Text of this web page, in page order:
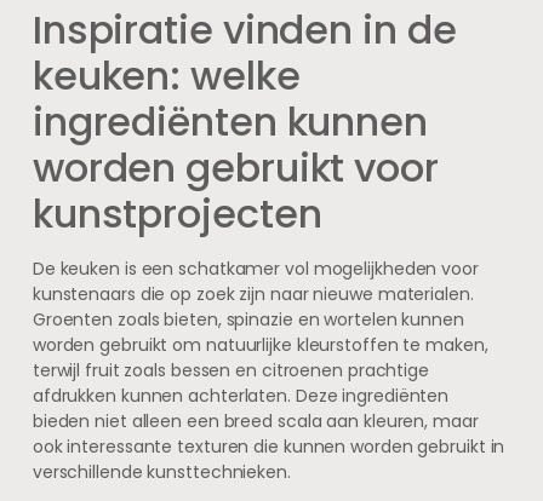
Inspiratie vinden in de
keuken: welke
ingrediënten kunnen
worden gebruikt voor
kunstprojecten
De keuken is een schatkamer vol mogelijkheden voor
kunstenaars die op zoek zijn naar nieuwe materialen.
Groenten zoals bieten, spinazie en wortelen kunnen
worden gebruikt om natuurlijke kleurstoffen te maken,
terwijl fruit zoals bessen en citroenen prachtige
afdrukken kunnen achterlaten. Deze ingrediënten
bieden niet alleen een breed scala aan kleuren, maar
ook interessante texturen die kunnen worden gebruikt in
verschillende kunsttechnieken.